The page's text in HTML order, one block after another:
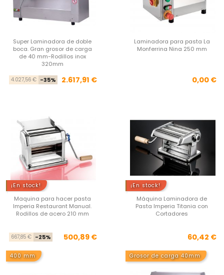
Super Laminadora de doble
boca. Gran grosor de carga
de 40 mm-Rodillos inox
320mm
Precio base
4.027,56 € -35% Precio
2.617,91 €
Laminadora para pasta La
Monferrina Nina 250 mm
0,00 €
¡En stock!
Maquina para hacer pasta
Imperia Restaurant Manual.
Rodillos de acero 210 mm
Precio base
667,85 € -25% Precio
500,89 €
¡En stock!
Máquina Laminadora de
Pasta Imperia Titania con
Cortadores
60,42 €
400 mm Grosor de carga 40mm